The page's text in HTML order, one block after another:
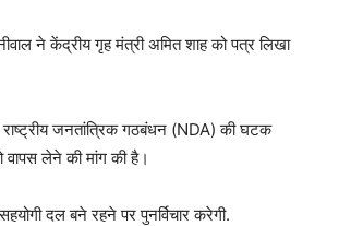
ने केंद्रीय गृह मंत्री अमित शाह को पत्र लिखा
जनतांत्रिक गठबंधन (NDA) की घटक
वापस लेने की मांग की है।
दल बने रहने पर पुनर्विचार करेगी.